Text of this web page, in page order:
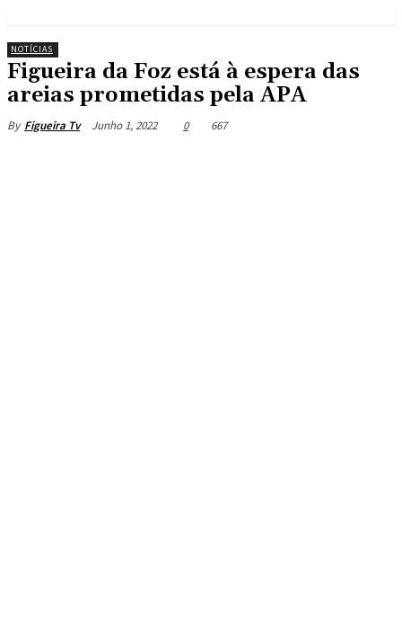
NOTÍCIAS
Figueira da Foz está à espera das
areias prometidas pela APA
By Figueira Tv Junho 1, 2022 0 667